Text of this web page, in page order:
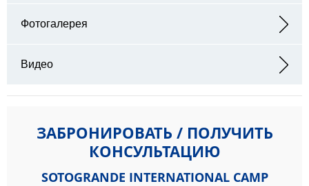
Sotogrande, Cádiz
Фотогалерея
Видео
ЗАБРОНИРОВАТЬ / ПОЛУЧИТЬ
КОНСУЛЬТАЦИЮ
SOTOGRANDE INTERNATIONAL CAMP